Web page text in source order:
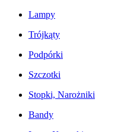
Lampy
Trójkąty
Podpórki
Szczotki
Stopki, Narożniki
Bandy